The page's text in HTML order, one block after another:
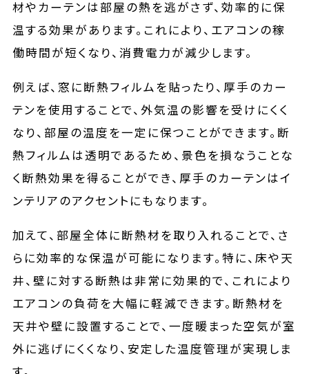
材やカーテンは部屋の熱を逃がさず、効率的に保
温する効果があります。これにより、エアコンの稼
働時間が短くなり、消費電力が減少します。
例えば、窓に断熱フィルムを貼ったり、厚手のカー
テンを使用することで、外気温の影響を受けにくく
なり、部屋の温度を一定に保つことができます。断
熱フィルムは透明であるため、景色を損なうことな
く断熱効果を得ることができ、厚手のカーテンはイ
ンテリアのアクセントにもなります。
加えて、部屋全体に断熱材を取り入れることで、さ
らに効率的な保温が可能になります。特に、床や天
井、壁に対する断熱は非常に効果的で、これにより
エアコンの負荷を大幅に軽減できます。断熱材を
天井や壁に設置することで、一度暖まった空気が室
外に逃げにくくなり、安定した温度管理が実現しま